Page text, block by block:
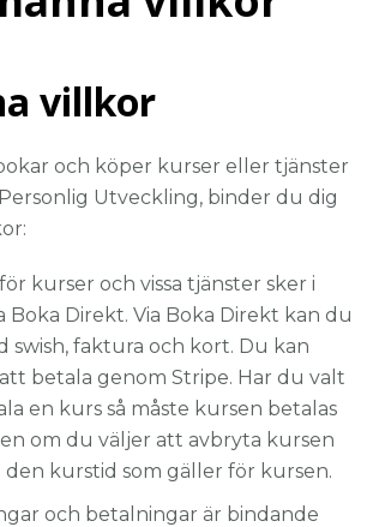
villkor
och köper kurser eller tjänster
Utveckling, binder du dig
kurser och vissa tjänster sker i
Boka Direkt. Via Boka Direkt kan du
swish, faktura och kort. Du kan
betala genom Stripe. Har du valt
en kurs så måste kursen betalas
om du väljer att avbryta kursen
den kurstid som gäller för kursen.
och betalningar är bindande